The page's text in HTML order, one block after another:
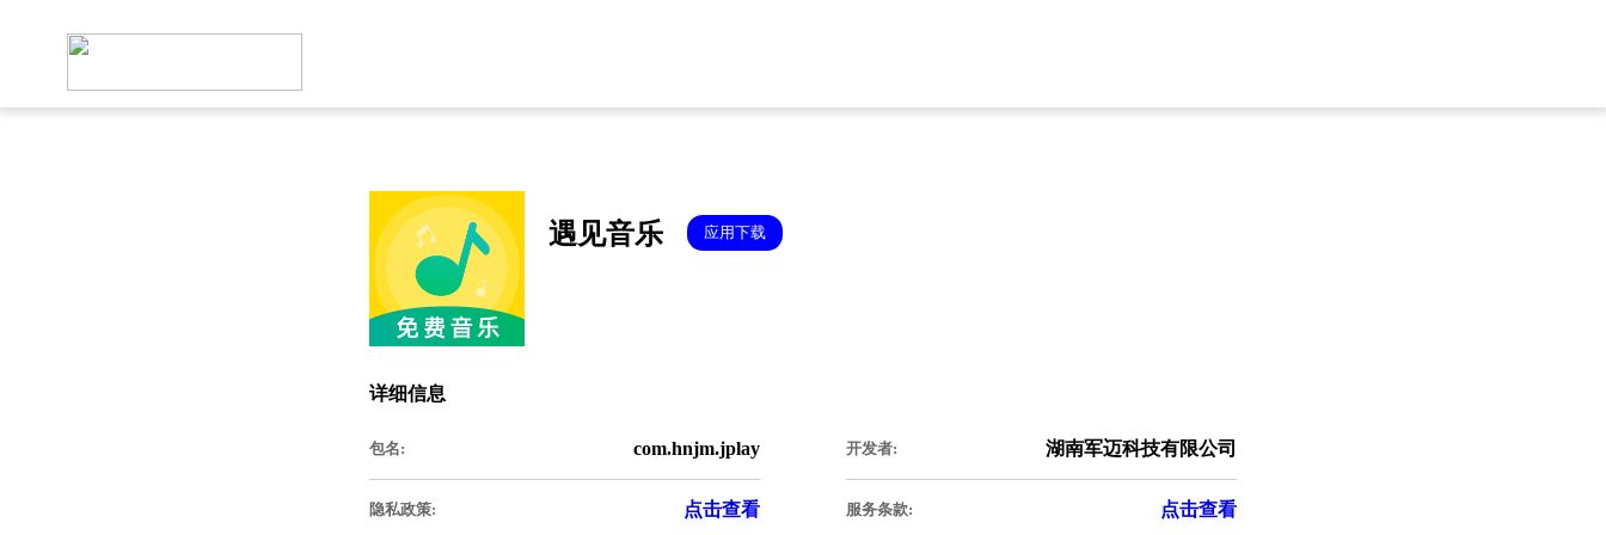
遇见音乐 应用下载
详细信息
包名: com.hnjm.jplay
隐私政策: 点击查看
开发者: 湖南军迈科技有限公司
服务条款: 点击查看